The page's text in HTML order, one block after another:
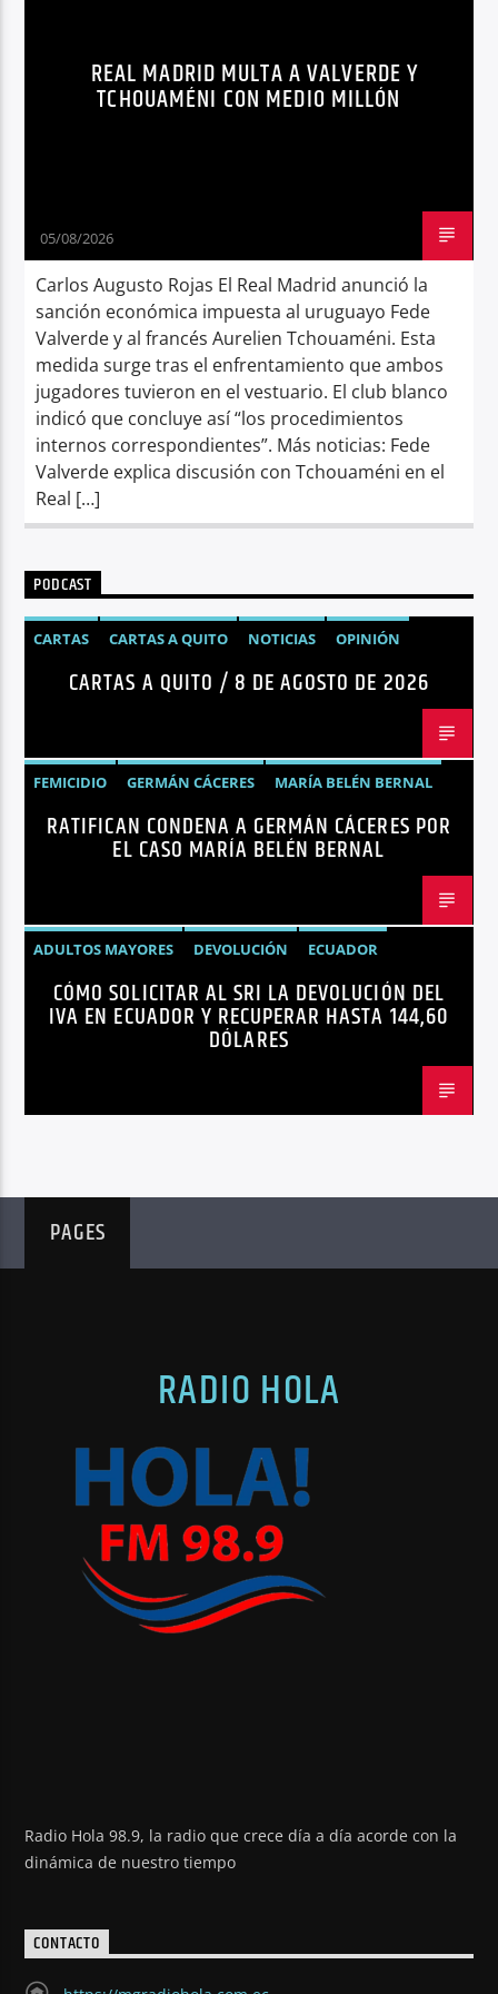
REAL MADRID MULTA A VALVERDE Y
TCHOUAMÉNI CON MEDIO MILLÓN
05/08/2026
Carlos Augusto Rojas El Real Madrid anunció la
sanción económica impuesta al uruguayo Fede
Valverde y al francés Aurelien Tchouaméni. Esta
medida surge tras el enfrentamiento que ambos
jugadores tuvieron en el vestuario. El club blanco
indicó que concluye así “los procedimientos
internos correspondientes”. Más noticias: Fede
Valverde explica discusión con Tchouaméni en el
Real […]
PODCAST
CARTAS CARTAS A QUITO NOTICIAS OPINIÓN
CARTAS A QUITO / 8 DE AGOSTO DE 2026
FEMICIDIO GERMÁN CÁCERES
MARÍA BELÉN BERNAL
NOTICIAS
SEGURIDAD
RATIFICAN CONDENA A GERMÁN CÁCERES POR
EL CASO MARÍA BELÉN BERNAL
ADULTOS MAYORES DEVOLUCIÓN
ECUADOR
NEGOCIOS
NOTICIAS PERSONAS CON DISCAPACIDAD
CÓMO SOLICITAR AL SRI LA DEVOLUCIÓN DEL
IVA EN ECUADOR Y RECUPERAR HASTA 144,60
DÓLARES
PAGES
RADIO HOLA
Radio Hola 98.9, la radio que crece día a día acorde con la
dinámica de nuestro tiempo
CONTACTO